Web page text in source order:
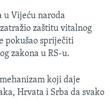
u Vijeću naroda
zaštitu vitalnog
pokušao spriječiti
zakona u RS-u.
koji daje
Hrvata i Srba da svako